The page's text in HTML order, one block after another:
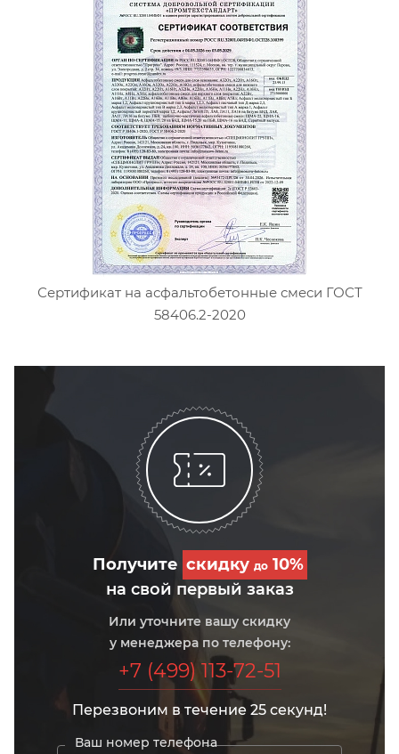
Сертификат на асфальтобетонные смеси ГОСТ
58406.2-2020
Получите скидку до10%
на свой первый заказ
Или уточните вашу скидку
у менеджера по телефону:
+7 (499) 113-72-51
Перезвоним в течение 25 секунд!
Ваш номер телефона